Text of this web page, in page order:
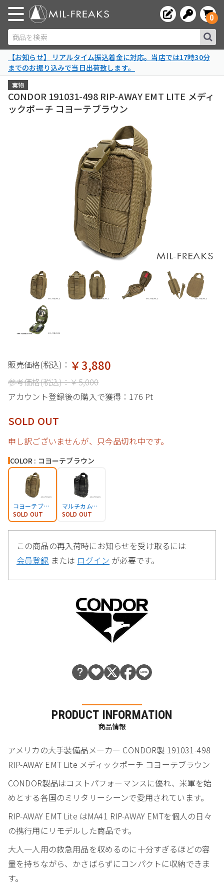
商品を検索
0
【お知らせ】 リアルタイム振込着金に対応。当店では17時30分
までのお振り込みで当日出荷致します。
実物
CONDOR 191031-498 RIP-AWAY EMT LITE メディ
ックポーチ コヨーテブラウン
販売価格(税込)： ￥3,880
参考価格(税込)：￥5,000
アカウント登録後の購入で獲得： 176 Pt
SOLD OUT
申し訳ございませんが、只今品切れ中です。
COLOR : コヨーテブラウン
コヨーテブラウン
SOLD OUT
マルチカムブラック
SOLD OUT
この商品の再入荷時にお知らせを受け取るには
会員登録 または ログイン が必要です。
PRODUCT INFORMATION
商品情報
アメリカの大手装備品メーカー CONDOR製 191031-498
RIP-AWAY EMT Lite メディックポーチ コヨーテブラウン
CONDOR製品はコストパフォーマンスに優れ、米軍を始
めとする各国のミリタリーシーンで愛用されています。
RIP-AWAY EMT Lite はMA41 RIP-AWAY EMTを個人の日々
の携行用にリモデルした商品です。
大人一人用の救急用品を収めるのに十分すぎるほどの容
量を持ちながら、かさばらずにコンパクトに収納できま
す。